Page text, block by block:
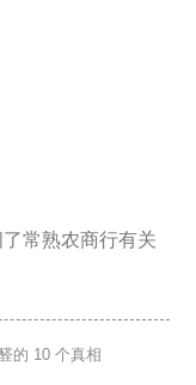
常熟农商行有关
的 10 个真相